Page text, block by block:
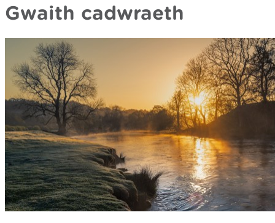
Gwaith cadwraeth